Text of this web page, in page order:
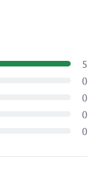
5
0
0
0
0